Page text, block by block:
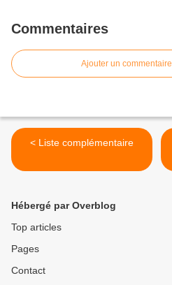
Commentaires
Ajouter un commentaire
< Liste complémentaire
Hébergé par Overblog
Top articles
Pages
Contact